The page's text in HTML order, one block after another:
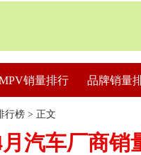
销量排行 品牌销量
行榜 > 正文
月汽车厂商销